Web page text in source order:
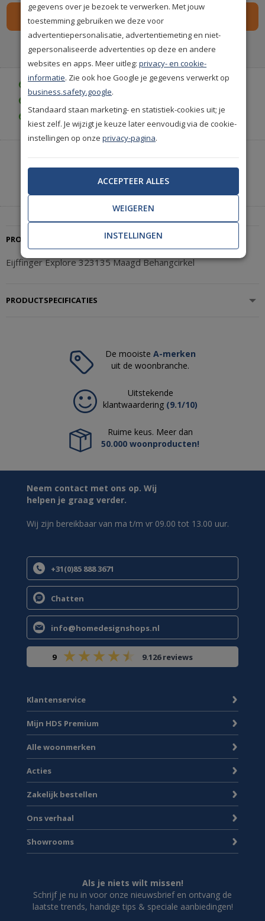
Gratis bezorgd vanaf € 35,-
Heeft u hulp nodig of wilt u telefonisch bestellen?
Neem contact met ons op.
|
PRODUCTBESCHRIJVING
Eijffinger Explore 323135 Maagd Behangcirkel
PRODUCTSPECIFICATIES
De mooiste A-merken
uit de woonbranche.
Uitstekende
klantwaardering (9.1/10)
Ruime keus. Meer dan
50.000 woonproducten!
Neem contact met ons op. Wij
helpen je graag verder.
Wij zijn bereikbaar van ma t/m vr 09.00 tot 13.00 uur.
+31(0)85 888 3671
Chatten
info@homedesignshops.nl
9 9.126 reviews
Klantenservice
Mijn HDS Premium
Alle woonmerken
Acties
Zakelijk bestellen
Ons verhaal
Showrooms
Als je niets wilt missen!
Schrijf je nu in voor onze nieuwsbrief en ontvang de
laatste trends, handige tips & speciale aanbiedingen!
gegevens over je bezoek te verwerken. Met jouw
toestemming gebruiken we deze voor
advertentiepersonalisatie, advertentiemeting en niet-
gepersonaliseerde advertenties op deze en andere
websites en apps. Meer uitleg:privacy- en cookie-
informatie. Zie ook hoe Google je gegevens verwerkt op
business.safety.google.
Standaard staan marketing- en statistiek-cookies uit; je
kiest zelf. Je wijzigt je keuze later eenvoudig via de cookie-
instellingen op onzeprivacy-pagina.
ACCEPTEER ALLES
WEIGEREN
INSTELLINGEN